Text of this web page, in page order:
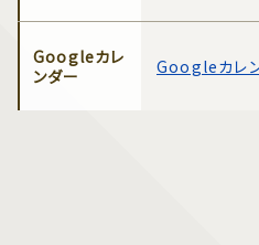
Googleカレ
ンダー
Googleカレ